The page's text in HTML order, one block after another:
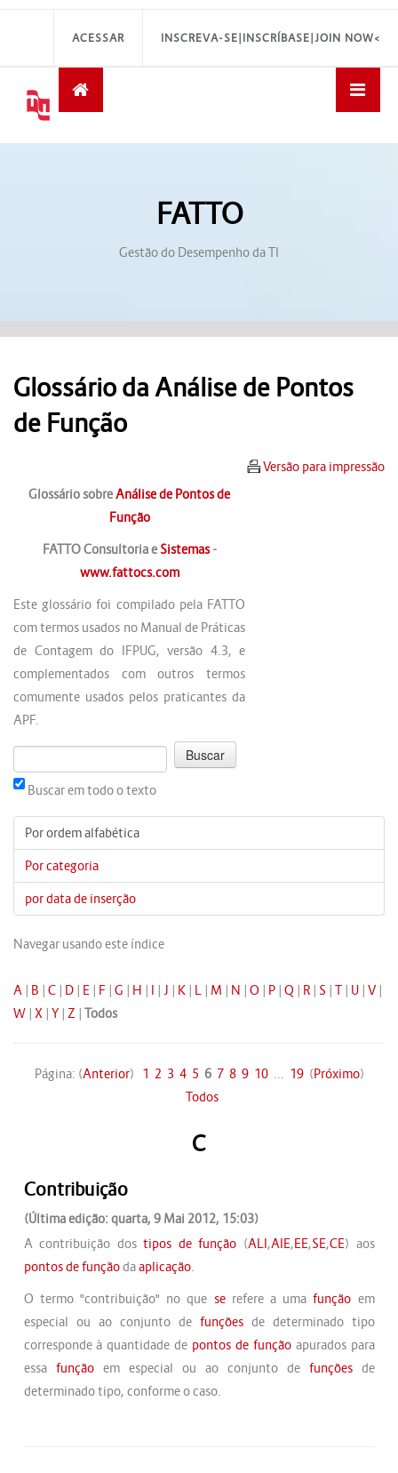
INSCREVA-SE|INSCRÍBASE|JOIN NOW<
ACESSAR
FATTO
Gestão do Desempenho da TI
Glossário da Análise de Pontos
de Função
Versão para impressão
Glossário sobreAnálise de Pontos de
Função
FATTO Consultoria e Sistemas-
www.fattocs.com
Este glossário foi compilado pela FATTO
com termos usados no Manual de Práticas
de Contagem do IFPUG, versão 4.3, e
complementados com outros termos
comumente usados pelos praticantes da
APF.
Buscar em todo o texto
Por ordem alfabética
Por categoria
por data de inserção
Navegar usando este índice
A | B | C | D | E | F | G | H | I | J | K | L | M | N | O | P | Q | R | S | T | U | V |
W | X | Y | Z | Todos
Página: (Anterior) 1 2 3 4 5 6 7 8 9 10... 19(Próximo)
Todos
C
Contribuição
(Última edição: quarta, 9 Mai 2012, 15:03)
A contribuição dostipos de função (ALI,AIE,EE,SE,CE) aos
pontos de funçãodaaplicação.
O termo "contribuição" no que serefere a umafunção em
especial ou ao conjunto de funçõesde determinado tipo
corresponde à quantidade de pontos de funçãoapurados para
essa funçãoem especial ou ao conjunto de funçõesde
determinado tipo, conforme o caso.